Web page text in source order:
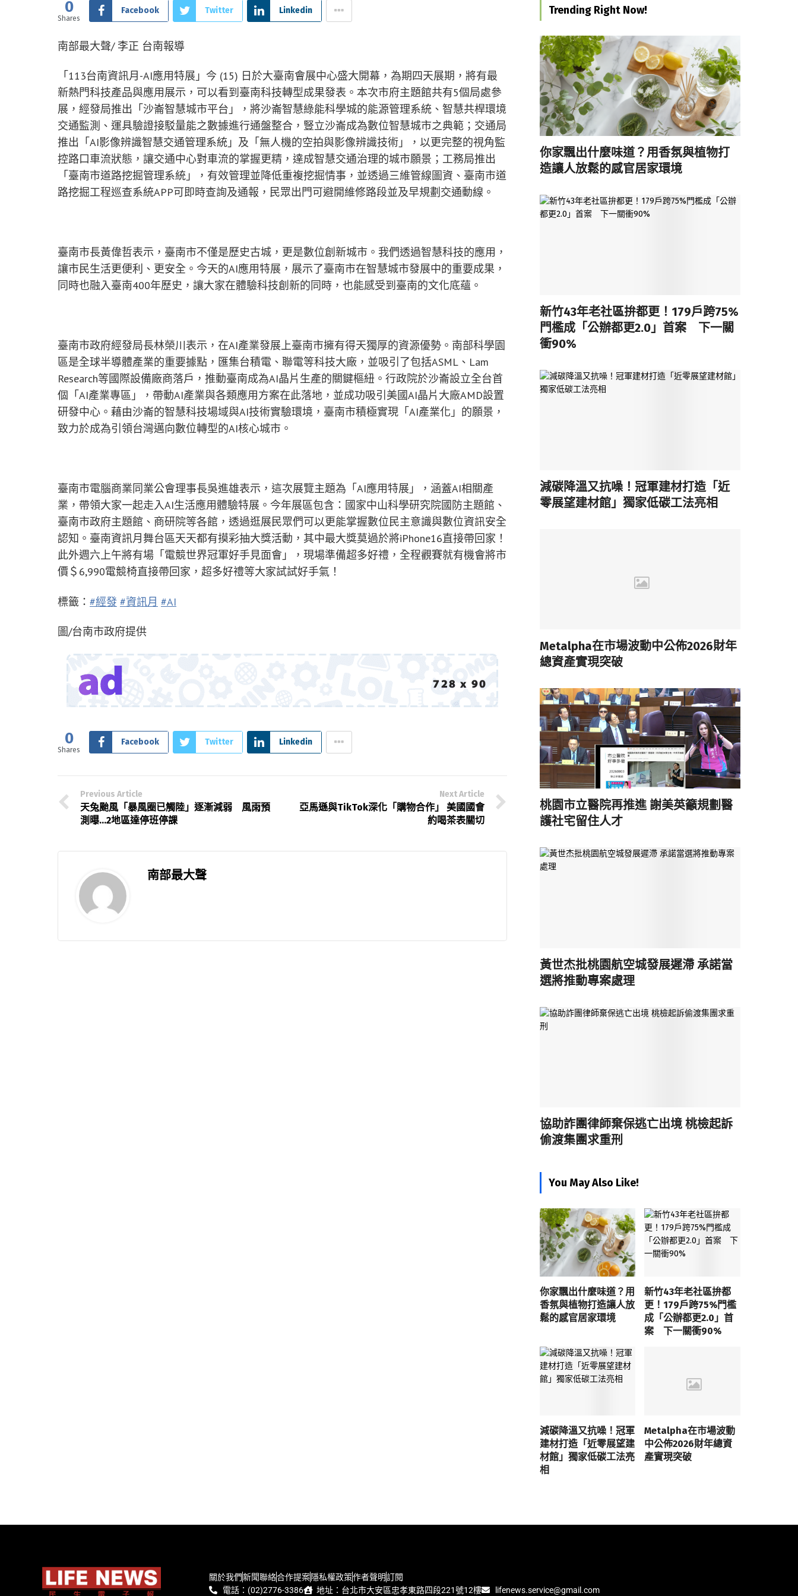
0
Shares
Facebook Twitter Linkedin
南部最大聲/ 李正 台南報導
「113台南資訊月-AI應用特展」今 (15) 日於大臺南會展中心盛大開幕，為期四天展期，將有最
新熱門科技產品與應用展示，可以看到臺南科技轉型成果發表。本次市府主題館共有5個局處參
展，經發局推出「沙崙智慧城市平台」，將沙崙智慧綠能科學城的能源管理系統、智慧共桿環境
交通監測、運具驗證接駁量能之數據進行通盤整合，豎立沙崙成為數位智慧城市之典範；交通局
推出「AI影像辨識智慧交通管理系統」及「無人機的空拍與影像辨識技術」，以更完整的視角監
控路口車流狀態，讓交通中心對車流的掌握更精，達成智慧交通治理的城市願景；工務局推出
「臺南市道路挖掘管理系統」，有效管理並降低重複挖掘情事，並透過三維管線圖資、臺南市道
路挖掘工程巡查系統APP可即時查詢及通報，民眾出門可避開維修路段並及早規劃交通動線。
臺南市長黃偉哲表示，臺南市不僅是歷史古城，更是數位創新城市。我們透過智慧科技的應用，
讓市民生活更便利、更安全。今天的AI應用特展，展示了臺南市在智慧城市發展中的重要成果，
同時也融入臺南400年歷史，讓大家在體驗科技創新的同時，也能感受到臺南的文化底蘊。
臺南市政府經發局長林榮川表示，在AI產業發展上臺南市擁有得天獨厚的資源優勢。南部科學園
區是全球半導體產業的重要據點，匯集台積電、聯電等科技大廠，並吸引了包括ASML、Lam
Research等國際設備廠商落戶，推動臺南成為AI晶片生產的關鍵樞紐。行政院於沙崙設立全台首
個「AI產業專區」，帶動AI產業與各類應用方案在此落地，並成功吸引美國AI晶片大廠AMD設置
研發中心。藉由沙崙的智慧科技場域與AI技術實驗環境，臺南市積極實現「AI產業化」的願景，
致力於成為引領台灣邁向數位轉型的AI核心城市。
臺南市電腦商業同業公會理事長吳進雄表示，這次展覽主題為「AI應用特展」，涵蓋AI相關產
業，帶領大家一起走入AI生活應用體驗特展。今年展區包含：國家中山科學研究院國防主題館、
臺南市政府主題館、商研院等各館，透過逛展民眾們可以更能掌握數位民主意識與數位資訊安全
認知。臺南資訊月舞台區天天都有摸彩抽大獎活動，其中最大獎莫過於將iPhone16直接帶回家！
此外週六上午將有場「電競世界冠軍好手見面會」，現場準備超多好禮，全程觀賽就有機會將市
價＄6,990電競椅直接帶回家，超多好禮等大家試試好手氣！
標籤： #經發 #資訊月 #AI
圖/台南市政府提供
0
Shares
Facebook Twitter Linkedin
Previous Article
天兔颱風「暴風圈已觸陸」逐漸減弱 風雨預
測曝…2地區達停班停課
Next Article
亞馬遜與TikTok深化「購物合作」 美國國會
約喝茶表關切
南部最大聲
Trending Right Now!
你家飄出什麼味道？用香氛與植物打
造讓人放鬆的感官居家環境
新竹43年老社區拚都更！179戶跨75%
門檻成「公辦都更2.0」首案 下一關
衝90%
減碳降溫又抗噪！冠軍建材打造「近
零展望建材館」獨家低碳工法亮相
Metalpha在市場波動中公佈2026財年
總資產實現突破
桃園市立醫院再推進 謝美英籲規劃醫
護社宅留住人才
黃世杰批桃園航空城發展遲滯 承諾當
選將推動專案處理
協助詐團律師棄保逃亡出境 桃檢起訴
偷渡集團求重刑
You May Also Like!
你家飄出什麼味道？用
香氛與植物打造讓人放
鬆的感官居家環境
新竹43年老社區拚都
更！179戶跨75%門檻
成「公辦都更2.0」首
案 下一關衝90%
減碳降溫又抗噪！冠軍
建材打造「近零展望建
材館」獨家低碳工法亮
相
Metalpha在市場波動
中公佈2026財年總資
產實現突破
關於我們新聞聯絡合作提案隱私權政策作者聲明訂閱
電話：(02)2776-3386
地址：台北市大安區忠孝東路四段221號12樓 lifenews.service@gmail.com